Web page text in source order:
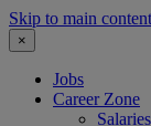
Skip to main content
×
Jobs
Career Zone